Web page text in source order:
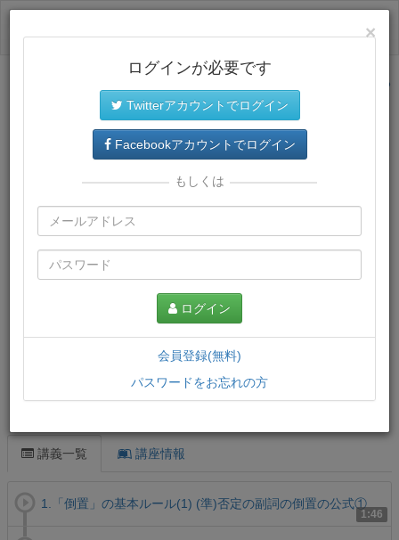
サイトトップに戻る
プレミアム会員では、教材がダウンロードでき、快適な動画
再生環境が提供されます。
講義一覧 講座情報
1:46
1.「倒置」の基本ルール(1) (準)否定の副詞の倒置の公式①
×
ログインが必要です
Twitterアカウントでログイン
Facebookアカウントでログイン
もしくは
ログイン
会員登録(無料)
パスワードをお忘れの方